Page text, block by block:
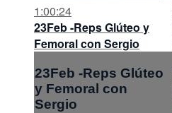
1:00:24
23Feb -Reps Glúteo y
Femoral con Sergio
23Feb -Reps Glúteo
y Femoral con
Sergio